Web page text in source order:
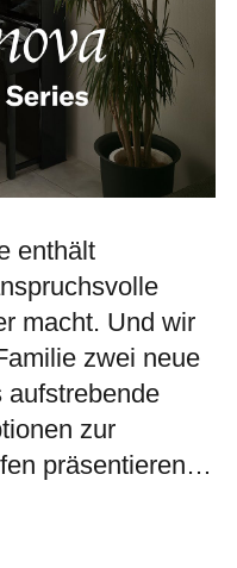
enthält
macht. Und wir
zwei neue
aufstrebende
zur
präsentieren…